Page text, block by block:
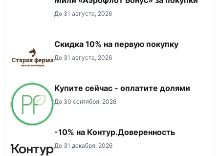
До 31 августа, 2026
Скидка​ 10% на первую покупку
До 31 августа, 2026
Купите сейчас - оплатите долями
До 30 сентября, 2026
-10% на Контур.Доверенность
До 31 декабря, 2026